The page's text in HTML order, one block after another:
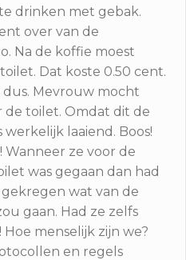
drinken met gebak.
over van de
Na de koffie moest
Dat koste 0.50 cent.
Mevrouw mocht
de toilet. Omdat dit de
werkelijk laaiend. Boos!
Wanneer ze voor de
was gegaan dan had
wat van de
gaan. Had ze zelfs
menselijk zijn we?
en regels